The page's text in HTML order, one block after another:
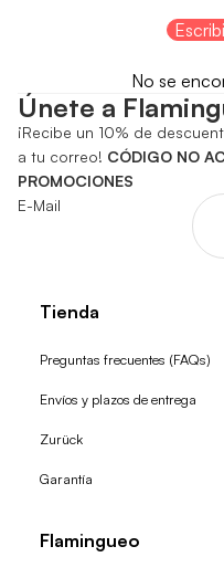
No se
Únete a
¡Recibe un 10% de
a tu correo! CÓDIGO NO
PROMOCIONES
E-Mail
Tienda
Preguntas frecuentes (FAQs)
Envíos y plazos de entrega
Zurück
Garantía
Flamingueo